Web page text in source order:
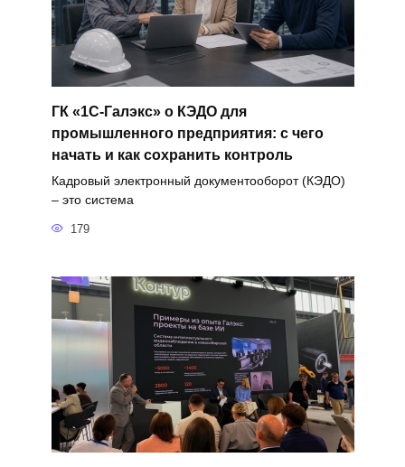
ГК «1С-Галэкс» о КЭДО для
промышленного предприятия: с чего
начать и как сохранить контроль
Кадровый электронный документооборот (КЭДО)
– это система
179